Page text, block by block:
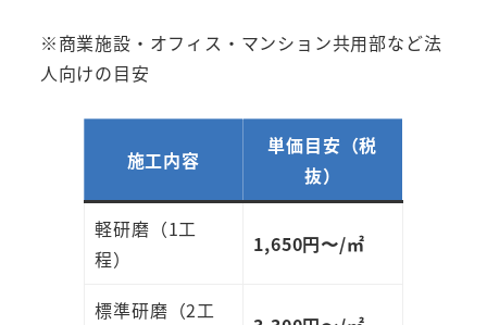
※商業施設・オフィス・マンション共用部など法
人向けの目安
施工内容
単価目安（税
抜）
軽研磨（1工
程）
1,650円〜/㎡
標準研磨（2工